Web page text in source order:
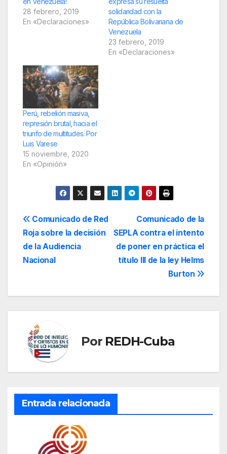
28 febrero, 2019
En «Declaraciones»
solidaridad con la
República Bolivariana de
Venezuela
23 febrero, 2019
En «Declaraciones»
Perú, rebelión masiva,
represión brutal, hacia el
triunfo de multitudes. Por
Luis Varese
15 noviembre, 2020
En «Opinión»
Navegación
de
entradas
Comunicado de la
SEPLA contra el intento
de poner en práctica el
título III de la ley Helms
Burton
Comunicado de Red
Roja sobre la decisión
de la Audiencia
Nacional
Por REDH-Cuba
Entrada relacionada